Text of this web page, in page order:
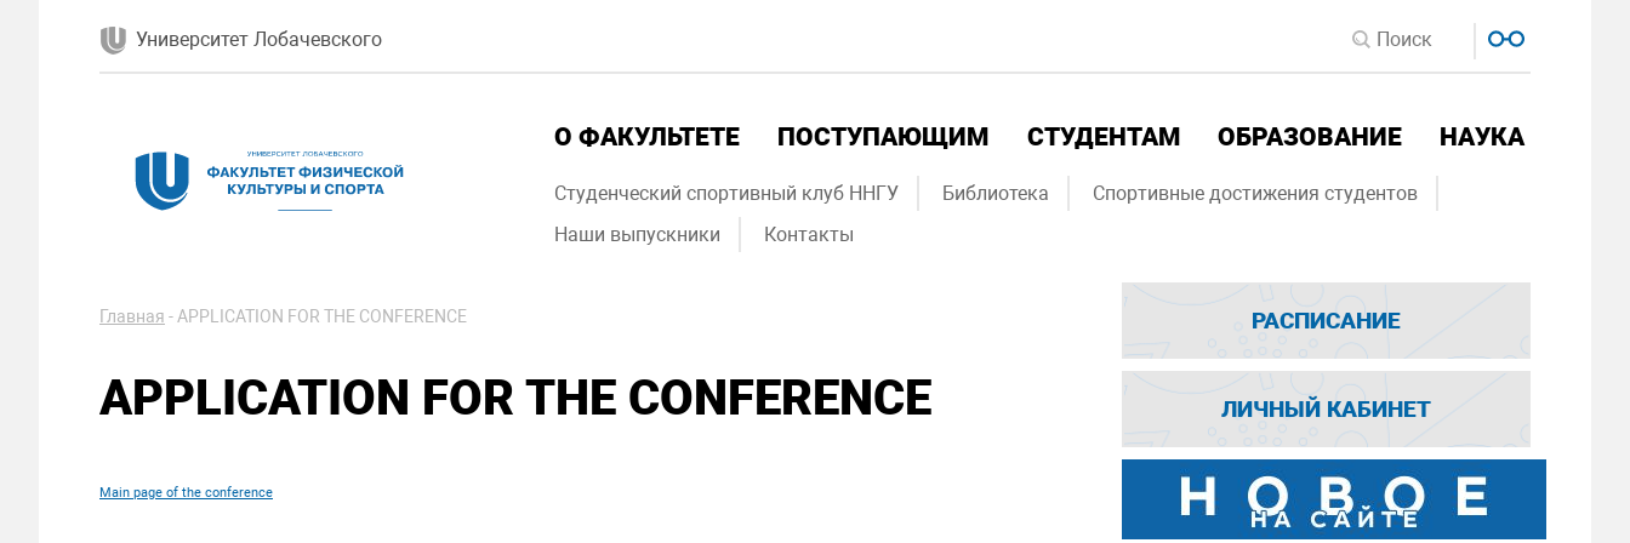
Университет Лобачевского
О ФАКУЛЬТЕТЕ ПОСТУПАЮЩИМ СТУДЕНТАМ ОБРАЗОВАНИЕ НАУКА
Студенческий спортивный клуб ННГУ Библиотека
Спортивные достижения студентов
Наши выпускники
Контакты
Главная -APPLICATION FOR THE CONFERENCE
APPLICATION FOR THE CONFERENCE
Main page of the conference
РАСПИСАНИЕ
ЛИЧНЫЙ КАБИНЕТ